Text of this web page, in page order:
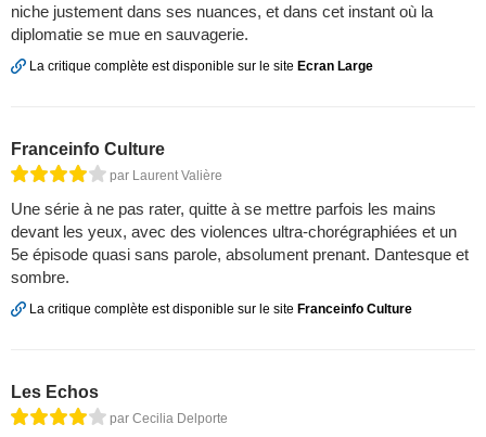
niche justement dans ses nuances, et dans cet instant où la
diplomatie se mue en sauvagerie.
La critique complète est disponible sur le site Ecran Large
Franceinfo Culture
par Laurent Valière
Une série à ne pas rater, quitte à se mettre parfois les mains
devant les yeux, avec des violences ultra-chorégraphiées et un
5e épisode quasi sans parole, absolument prenant. Dantesque et
sombre.
La critique complète est disponible sur le site Franceinfo Culture
Les Echos
par Cecilia Delporte